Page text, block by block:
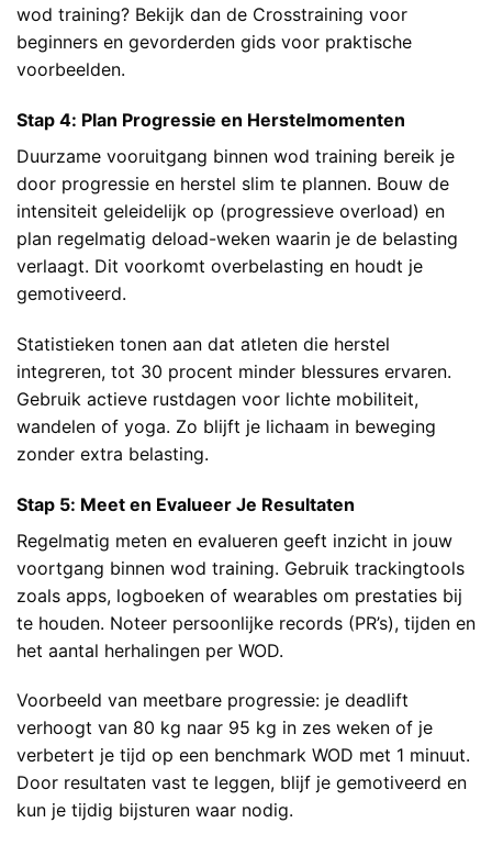
wod training? Bekijk dan de Crosstraining voor
beginners en gevorderden gids voor praktische
voorbeelden.
Stap 4: Plan Progressie en Herstelmomenten
Duurzame vooruitgang binnen wod training bereik je
door progressie en herstel slim te plannen. Bouw de
intensiteit geleidelijk op (progressieve overload) en
plan regelmatig deload-weken waarin je de belasting
verlaagt. Dit voorkomt overbelasting en houdt je
gemotiveerd.
Statistieken tonen aan dat atleten die herstel
integreren, tot 30 procent minder blessures ervaren.
Gebruik actieve rustdagen voor lichte mobiliteit,
wandelen of yoga. Zo blijft je lichaam in beweging
zonder extra belasting.
Stap 5: Meet en Evalueer Je Resultaten
Regelmatig meten en evalueren geeft inzicht in jouw
voortgang binnen wod training. Gebruik trackingtools
zoals apps, logboeken of wearables om prestaties bij
te houden. Noteer persoonlijke records (PR’s), tijden en
het aantal herhalingen per WOD.
Voorbeeld van meetbare progressie: je deadlift
verhoogt van 80 kg naar 95 kg in zes weken of je
verbetert je tijd op een benchmark WOD met 1 minuut.
Door resultaten vast te leggen, blijf je gemotiveerd en
kun je tijdig bijsturen waar nodig.